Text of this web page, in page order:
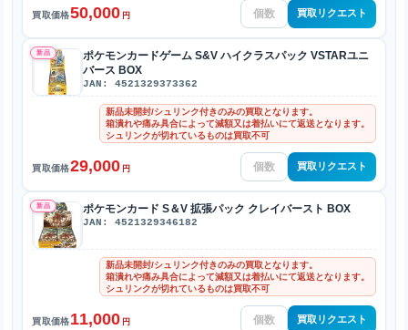
買取価格50,000 円 買取リクエスト
新品
ポケモンカードゲーム S&V ハイクラスパック VSTARユニ
バース BOX
JAN: 4521329373362
新品未開封/シュリンク付きのみの買取となります。
箱潰れや痛み具合によって減額又は着払いにて返送となります。
シュリンクが切れているものは買取不可
買取価格29,000 円 買取リクエスト
新品 ポケモンカード S＆V 拡張パック クレイバースト BOX
JAN: 4521329346182
新品未開封/シュリンク付きのみの買取となります。
箱潰れや痛み具合によって減額又は着払いにて返送となります。
シュリンクが切れているものは買取不可
買取価格11,000 円 買取リクエスト